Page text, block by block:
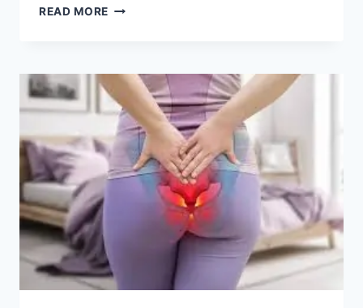
READ MORE મણકો
SPONDYLOLISTHESIS):
કારણો,
ફિઝિયોથેરાપી